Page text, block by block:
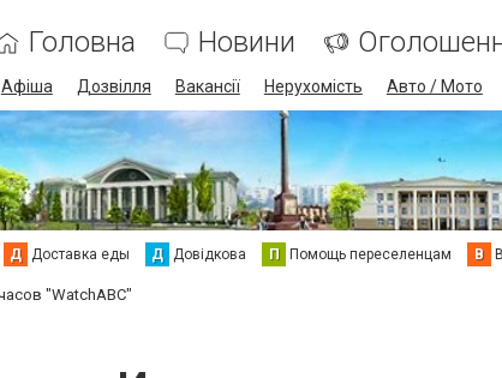
Головна Новини
Афіша Дозвілля Вакансії Нерухомість Авто / Мото
Д Доставка еды Д Довідкова П Помощь переселенцам В
"WatchABC"